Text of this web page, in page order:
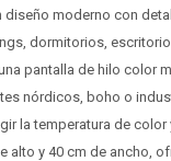
moderno con
dormitorios,
pantalla de hilo color
nórdicos, boho o
la temperatura de
alto y 40 cm de ancho,